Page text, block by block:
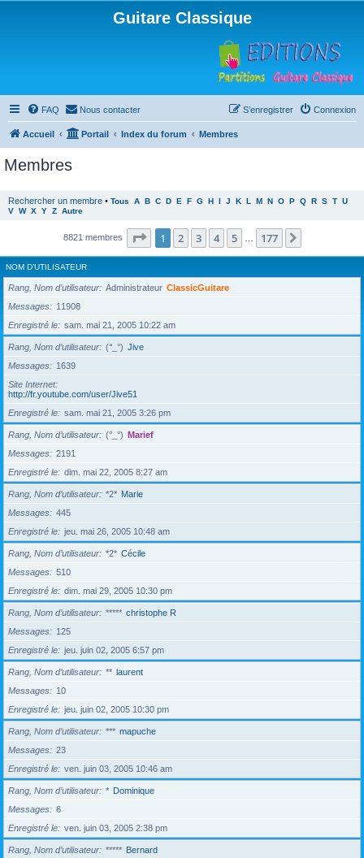
Guitare Classique
FAQ Nous contacter Connexion
S’enregistrer
Accueil Portail Index du forum Membres
Membres
Rechercher un membre • Tous A B C D E F G H I J K L M N O P Q R S T U
V W X Y Z Autre
8821 membres Page 1sur177
1 2 3 4 5 177
NOM D’UTILISATEUR
Rang, Nom d’utilisateur Administrateur ClassicGuitare
Messages
11908
Enregistré le
sam. mai 21, 2005 10:22 am
Rang, Nom d’utilisateur (°_°) Jive
Messages
1639
Site Internet
http://fr.youtube.com/user/Jive51
Enregistré le
sam. mai 21, 2005 3:26 pm
Rang, Nom d’utilisateur (°_°) Marief
Messages
2191
Enregistré le
dim. mai 22, 2005 8:27 am
Rang, Nom d’utilisateur *2* Marie
Messages
445
Enregistré le
jeu. mai 26, 2005 10:48 am
Rang, Nom d’utilisateur *2* Cécile
Messages
510
Enregistré le
dim. mai 29, 2005 10:30 pm
Rang, Nom d’utilisateur ***** christophe R
Messages
125
Enregistré le
jeu. juin 02, 2005 6:57 pm
Rang, Nom d’utilisateur ** laurent
Messages
10
Enregistré le
jeu. juin 02, 2005 10:30 pm
Rang, Nom d’utilisateur *** mapuche
Messages
23
Enregistré le
ven. juin 03, 2005 10:46 am
Rang, Nom d’utilisateur * Dominique
Messages
6
Enregistré le
ven. juin 03, 2005 2:38 pm
Rang, Nom d’utilisateur ***** Bernard